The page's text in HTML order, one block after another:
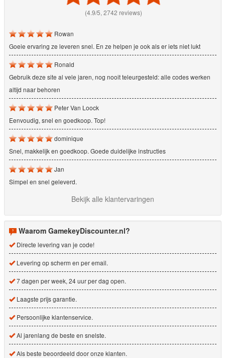
(4.9/5, 2742 reviews)
Rowan
Goeie ervaring ze leveren snel. En ze helpen je ook als er iets niet lukt
Ronald
Gebruik deze site al vele jaren, nog nooit teleurgesteld: alle codes werken
altijd naar behoren
Peter Van Loock
Eenvoudig, snel en goedkoop. Top!
dominique
Snel, makkelijk en goedkoop. Goede duidelijke instructies
Jan
Simpel en snel geleverd.
Bekijk alle klantervaringen
Waarom GamekeyDiscounter.nl?
Directe levering van je code!
Levering op scherm en per email.
7 dagen per week, 24 uur per dag open.
Laagste prijs garantie.
Persoonlijke klantenservice.
Al jarenlang de beste en snelste.
Als beste beoordeeld door onze klanten.